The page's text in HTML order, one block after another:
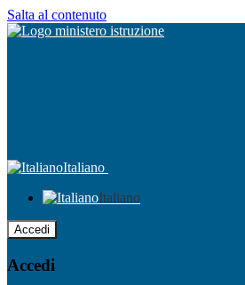
Salta al contenuto
Italiano
Italiano
Accedi
Accedi